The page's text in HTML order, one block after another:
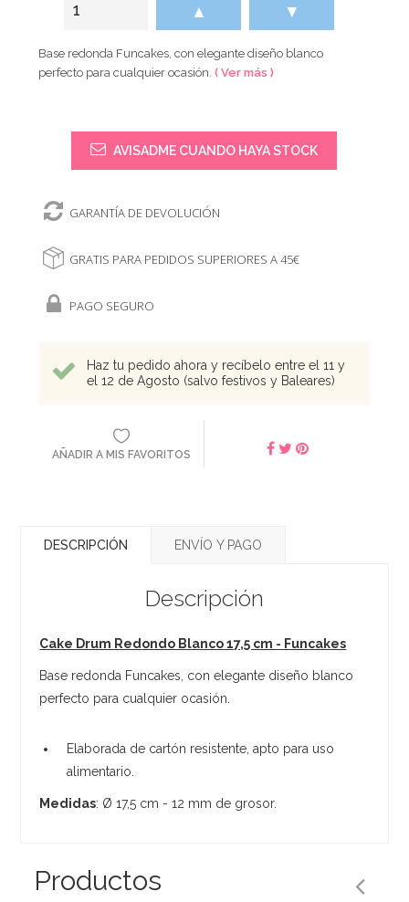
▲ ▼
Base redonda Funcakes, con elegante diseño blanco
perfecto para cualquier ocasión.( Ver más )
AVISADME CUANDO HAYA STOCK
GARANTÍA DE DEVOLUCIÓN
GRATIS PARA PEDIDOS SUPERIORES A 45€
PAGO SEGURO
Haz tu pedido ahora y recíbelo entre el 11 y
el 12 de Agosto (salvo festivos y Baleares)
AÑADIR A MIS FAVORITOS
DESCRIPCIÓN ENVÍO Y PAGO
Descripción
Cake Drum Redondo Blanco 17,5 cm - Funcakes
Base redonda Funcakes, con elegante diseño blanco
perfecto para cualquier ocasión.
Elaborada de cartón resistente, apto para uso
alimentario.
Medidas: Ø 17,5 cm - 12 mm de grosor.
Productos